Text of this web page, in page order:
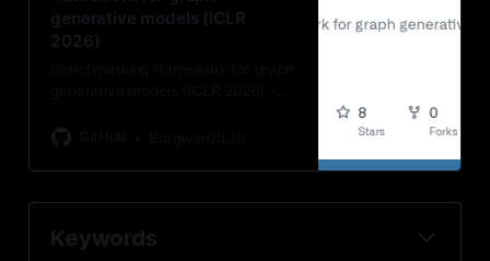
incomparable across different
graph descriptors. We introduce
approximates the Jensen-Shannon
distance of graph distributions by
fitting binary classifiers to
these descriptors. The data log-
generative models (ICLR
2026)
benchmark
Keywords